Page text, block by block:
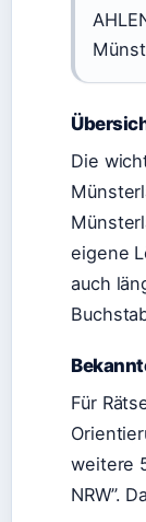
Die
eigene
auch
Für
weitere
NRW”.